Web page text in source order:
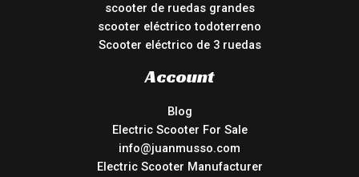
scooter de ruedas grandes
scooter eléctrico todoterreno
Scooter eléctrico de 3 ruedas
Account
Blog
Electric Scooter For Sale
info@juanmusso.com
Electric Scooter Manufacturer